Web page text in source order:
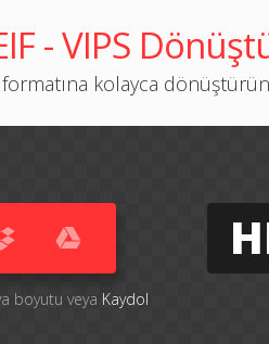
- VIPS
formatına kolayca
boyutu veya Kaydol